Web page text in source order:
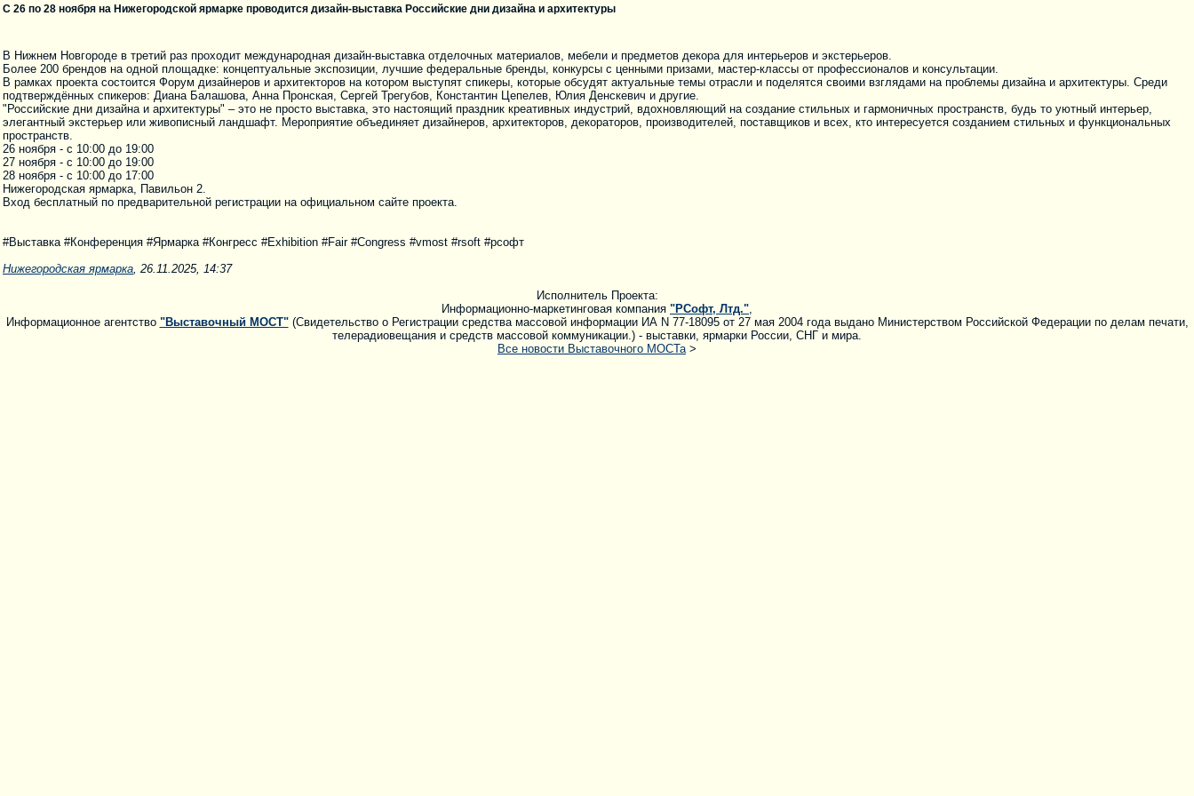
С 26 по 28 ноября на Нижегородской ярмарке проводится дизайн-выставка Российские дни дизайна и архитектуры
В Нижнем Новгороде в третий раз проходит международная дизайн-выставка отделочных материалов, мебели и предметов декора для интерьеров и экстерьеров.
Более 200 брендов на одной площадке: концептуальные экспозиции, лучшие федеральные бренды, конкурсы с ценными призами, мастер-классы от профессионалов и консультации.
В рамках проекта состоится Форум дизайнеров и архитекторов на котором выступят спикеры, которые обсудят актуальные темы отрасли и поделятся своими взглядами на проблемы дизайна и архитектуры. Среди
подтверждённых спикеров: Диана Балашова, Анна Пронская, Сергей Трегубов, Константин Цепелев, Юлия Денскевич и другие.
"Российские дни дизайна и архитектуры" – это не просто выставка, это настоящий праздник креативных индустрий, вдохновляющий на создание стильных и гармоничных пространств, будь то уютный интерьер,
элегантный экстерьер или живописный ландшафт. Мероприятие объединяет дизайнеров, архитекторов, декораторов, производителей, поставщиков и всех, кто интересуется созданием стильных и функциональных
пространств.
26 ноября - с 10:00 до 19:00
27 ноября - с 10:00 до 19:00
28 ноября - с 10:00 до 17:00
Нижегородская ярмарка, Павильон 2.
Вход бесплатный по предварительной регистрации на официальном сайте проекта.
#Выставка #Конференция #Ярмарка #Конгресс #Exhibition #Fair #Congress #vmost #rsoft #рсофт
Нижегородская ярмарка, 26.11.2025, 14:37
Исполнитель Проекта:
Информационно-маркетинговая компания "РСофт, Лтд.",
Информационное агентство "Выставочный МОСТ"(Свидетельство о Регистрации средства массовой информации ИА N 77-18095 от 27 мая 2004 года выдано Министерством Российской Федерации по делам печати,
телерадиовещания и средств массовой коммуникации.) - выставки, ярмарки России, СНГ и мира.
Все новости Выставочного МОСТа>